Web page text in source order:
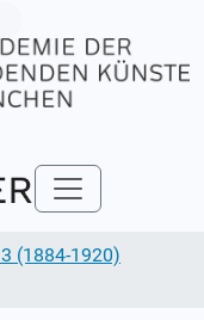
(1884-1920)